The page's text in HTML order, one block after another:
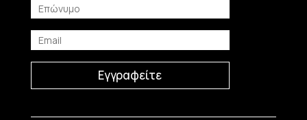
Εγγραφείτε